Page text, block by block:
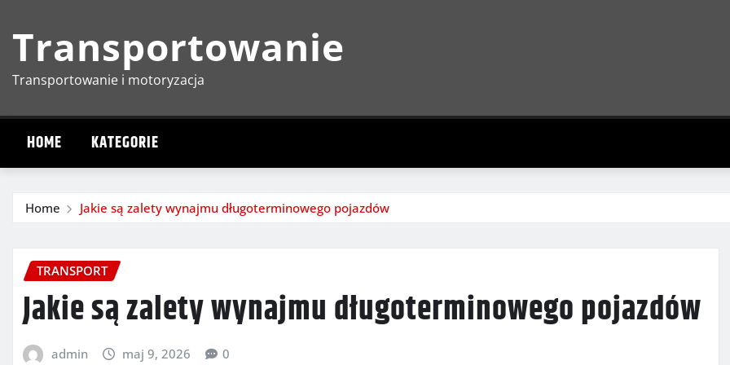
content
Transportowanie
Transportowanie i motoryzacja
HOME KATEGORIE
Home Jakie są zalety wynajmu długoterminowego pojazdów
TRANSPORT
Jakie są zalety wynajmu długoterminowego pojazdów
admin maj 9, 2026 0